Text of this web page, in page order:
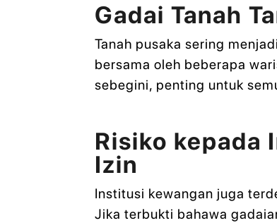
Gadai Tanah
Tanah pusaka sering
bersama oleh beberapa
sebegini, penting untuk
Risiko kepada
Izin
Institusi kewangan juga
Jika terbukti bahawa